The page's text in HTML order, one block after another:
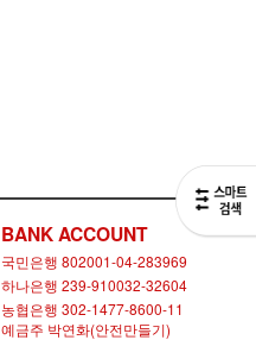
BANK ACCOUNT
국민은행 802001-04-283969
하나은행 239-910032-32604
농협은행 302-1477-8600-11
예금주 박연화(안전만들기)